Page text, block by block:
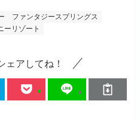
ファンタジースプリングス
ーリゾート
ェアしてね！